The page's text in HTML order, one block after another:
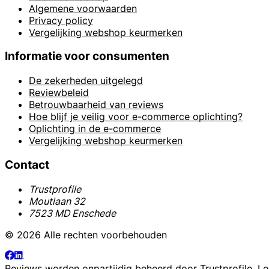
Algemene voorwaarden
Privacy policy
Vergelijking webshop keurmerken
Informatie voor consumenten
De zekerheden uitgelegd
Reviewbeleid
Betrouwbaarheid van reviews
Hoe blijf je veilig voor e-commerce oplichting?
Oplichting in de e-commerce
Vergelijking webshop keurmerken
Contact
Trustprofile
Moutlaan 32
7523 MD Enschede
© 2026 Alle rechten voorbehouden